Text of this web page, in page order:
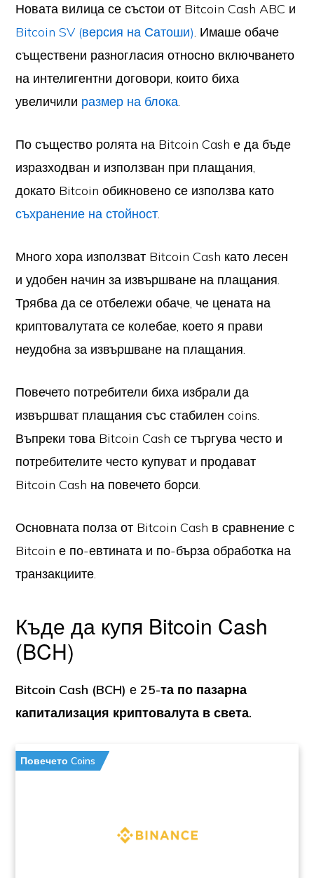
Новата вилица се състои от Bitcoin Cash ABC и
Bitcoin SV (версия на Сатоши). Имаше обаче
съществени разногласия относно включването
на интелигентни договори, които биха
увеличили размер на блока.
По същество ролята на Bitcoin Cash е да бъде
изразходван и използван при плащания,
докато Bitcoin обикновено се използва като
съхранение на стойност.
Много хора използват Bitcoin Cash като лесен
и удобен начин за извършване на плащания.
Трябва да се отбележи обаче, че цената на
криптовалутата се колебае, което я прави
неудобна за извършване на плащания.
Повечето потребители биха избрали да
извършват плащания със стабилен coins.
Въпреки това Bitcoin Cash се търгува често и
потребителите често купуват и продават
Bitcoin Cash на повечето борси.
Основната полза от Bitcoin Cash в сравнение с
Bitcoin е по-евтината и по-бърза обработка на
транзакциите.
Къде да купя Bitcoin Cash
(BCH)
Bitcoin Cash (BCH)е25-та по пазарна
капитализация криптовалута в света.
Повечето Coins